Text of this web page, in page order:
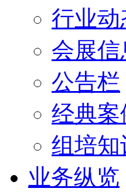
行业动
会展信
公告栏
经典案
组培知
业务纵览